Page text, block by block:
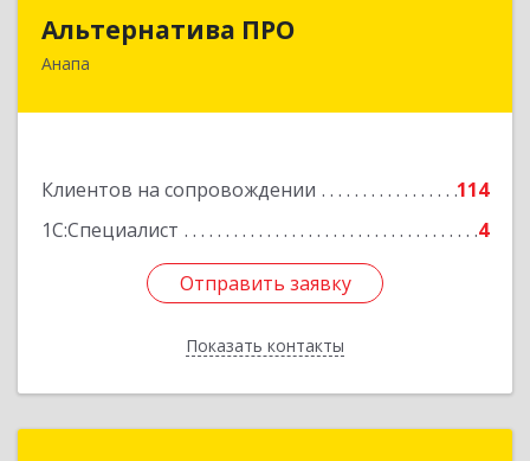
Альтернатива ПРО
Анапа
Клиентов на сопровождении
114
1С:Специалист
4
Отправить заявку
Показать контакты
353450, Краснодарский край, Анапский р-н,
Отправить заявку
Назад